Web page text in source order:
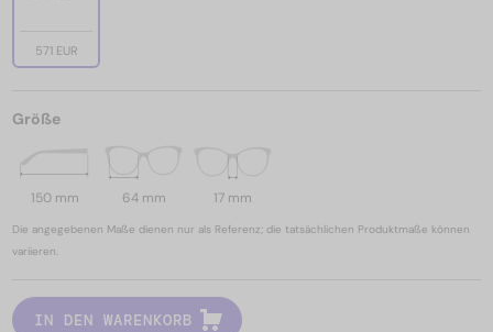
571 EUR
Größe
150 mm 64 mm 17 mm
Die angegebenen Maße dienen nur als Referenz; die tatsächlichen Produktmaße können
variieren.
IN DEN WARENKORB